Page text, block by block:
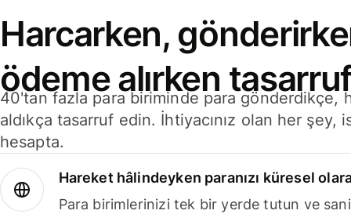
Harcarken,
ödeme alırken
40'tan fazla para biriminde para gönderdikçe,
aldıkça tasarruf edin. İhtiyacınız olan her
hesapta.
Hareket hâlindeyken paranızı küresel
Para birimlerinizi tek bir yerde tutun ve